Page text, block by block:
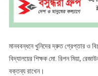
মানববন্ধনে খুনিদের দ্রুত গ্রেপ্তার ও
বিদ্যালয়ের শিক্ষক মো. রিপন মিয়া,
বক্তব্য রাখেন।